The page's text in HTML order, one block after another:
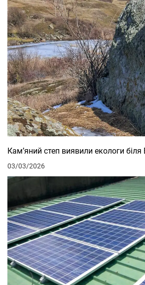
Кам’яний степ виявили екологи
03/03/2026